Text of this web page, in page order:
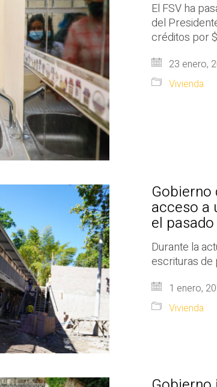
El FSV ha
del
créditos por
23 enero,
Vivienda
Gobierno
acceso a
el pasado
Durante la
escrituras de
1 enero,
Vivienda